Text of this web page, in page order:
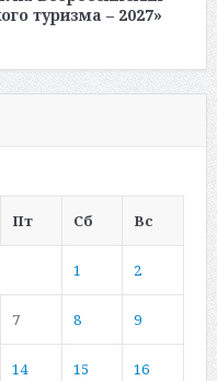
туризма – 2027»
Пт Сб Вс
1 2
7 8 9
14 15 16